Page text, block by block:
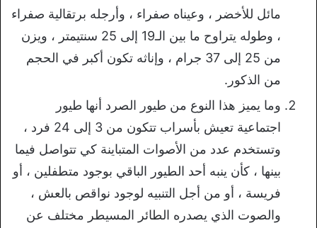
مائل للأخضر ، وعيناه صفراء ، وأرجله برتقالية صفراء
، وطوله يتراوح ما بين الـ19 إلى 25 سنتيمتر ، ويزن
من 25 إلى 37 جرام ، وإناثه تكون أكبر في الحجم
من الذكور.
وما يميز هذا النوع من طيور الصرد أنها طيور
اجتماعية تعيش بأسراب تتكون من 3 إلى 24 فرد ،
وتستخدم عدد من الأصوات المتباينة كي تتواصل فيما
بينها ، كأن ينبه أحد الطيور الباقي بوجود متطفلين ، أو
فريسة ، أو من أجل التنبيه لوجود نواقص بالعش ،
والصوت الذي يصدره الطائر المسيطر مختلف عن